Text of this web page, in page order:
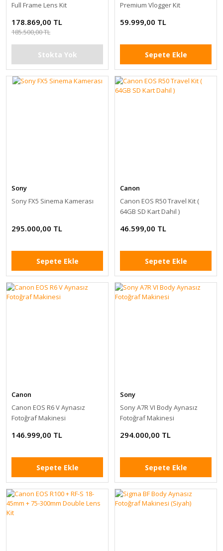
Full Frame Lens Kit
178.869,00 TL
185.500,00 TL
Stokta Yok
Premium Vlogger Kit
59.999,00 TL
Sepete Ekle
Sony
Sony FX5 Sinema Kamerası
295.000,00 TL
Sepete Ekle
Canon
Canon EOS R50 Travel Kit (
64GB SD Kart Dahil )
46.599,00 TL
Sepete Ekle
Canon
Canon EOS R6 V Aynasız
Fotoğraf Makinesi
146.999,00 TL
Sepete Ekle
Sony
Sony A7R VI Body Aynasız
Fotoğraf Makinesi
294.000,00 TL
Sepete Ekle